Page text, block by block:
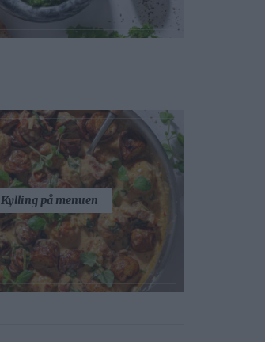
Kylling på menuen